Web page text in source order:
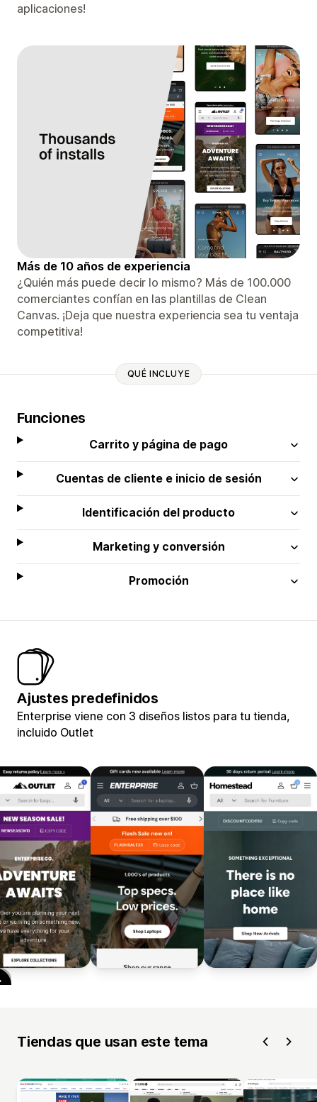
aplicaciones!
Más de 10 años de experiencia
¿Quién más puede decir lo mismo? Más de 100.000
comerciantes confían en las plantillas de Clean
Canvas. ¡Deja que nuestra experiencia sea tu ventaja
competitiva!
QUÉ INCLUYE
Funciones
Carrito y página de pago
Cuentas de cliente e inicio de sesión
Identificación del producto
Marketing y conversión
Promoción
Ajustes predefinidos
Enterprise viene con 3 diseños listos para tu tienda,
incluido Outlet
Tiendas que usan este tema